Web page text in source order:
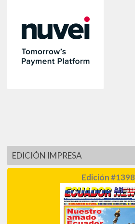
EDICIÓN IMPRESA
Edición #1398